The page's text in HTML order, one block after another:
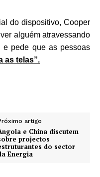
do dispositivo, Cooper
alguém atravessando
pede que as pessoas
as telas”.
artigo
e China discutem
projectos
do sector
Energia